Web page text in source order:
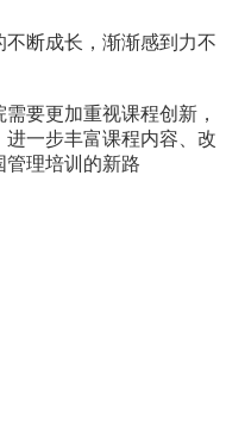
断成长，渐渐感到力不
要更加重视课程创新，
一步丰富课程内容、改
理培训的新路